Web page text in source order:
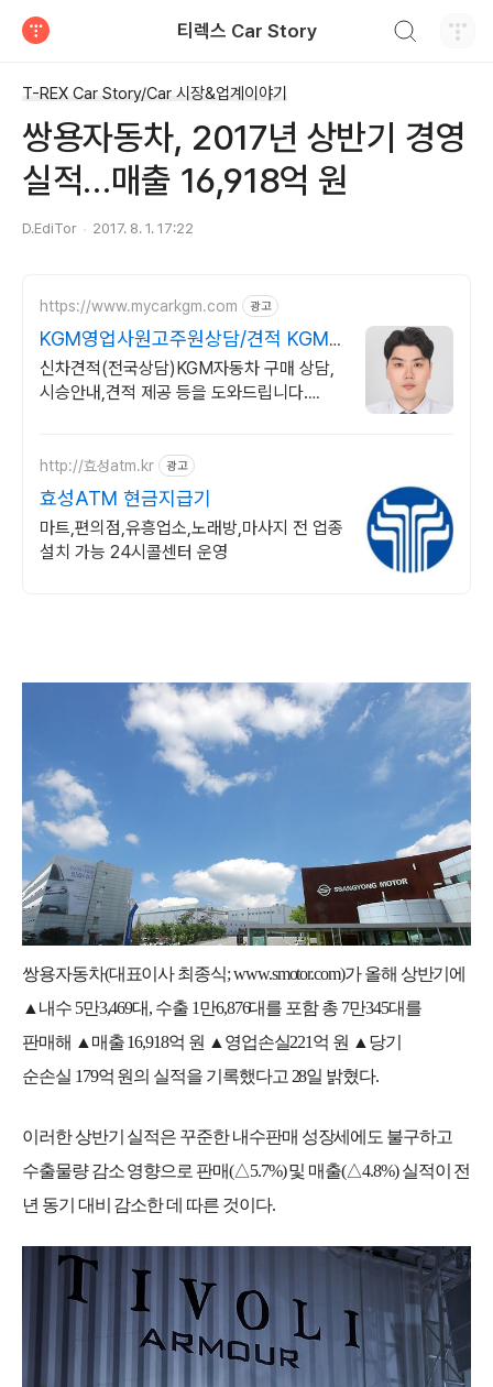
티렉스 Car Story
T-REX Car Story/Car 시장&업계이야기
쌍용자동차, 2017년 상반기 경영
실적…매출 16,918억 원
D.EdiTor 2017. 8. 1. 17:22
https://www.mycarkgm.com 광고
KGM영업사원고주원상담/견적 KGM
영업사원고주원상담/견적
신차견적(전국상담)KGM자동차 구매 상담,
시승안내,견적 제공 등을 도와드립니다.
http://효성atm.kr 광고
효성ATM 현금지급기
마트,편의점,유흥업소,노래방,마사지 전 업종
설치 가능 24시콜센터 운영
쌍용자동차(대표이사 최종식; www.smotor.com)가 올해 상반기에
▲내수 5만3,469대, 수출 1만6,876대를 포함 총 7만345대를
판매해 ▲매출16,918억 원 ▲영업손실221억 원 ▲당기
순손실 179억 원의 실적을 기록했다고 28일 밝혔다.
이러한 상반기 실적은 꾸준한 내수판매 성장세에도 불구하고
수출물량 감소 영향으로 판매(△5.7%)및 매출(△4.8%)실적이 전
년 동기 대비 감소한 데 따른 것이다.